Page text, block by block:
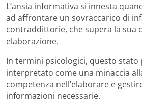
L’ansia informativa si innesta
ad affrontare un sovraccarico di
contraddittorie, che supera la sua
elaborazione.
In termini psicologici, questo stato
interpretato come una minaccia
competenza nell’elaborare e
informazioni necessarie.